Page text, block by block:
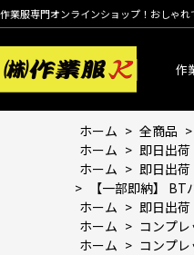
作業服専門オンラインショップ！おしゃ
作
ホーム > 全商品 >
ホーム > 即日出荷
ホーム > 即日出荷
>
【一部即納】
ホーム > 即日出荷
ホーム > コンプ
ホーム > コンプ